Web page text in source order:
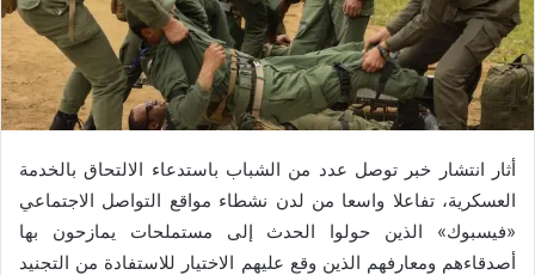
أثار انتشار خبر توصل عدد من الشباب باستدعاء الالتحاق بالخدمة
العسكرية، تفاعلا واسعا من لدن نشطاء مواقع التواصل الاجتماعي
«فيسبوك» الذين حولوا الحدث إلى مستملحات يمازحون بها
أصدقاءهم ومعارفهم الذين وقع عليهم الاختيار للاستفادة من التجنيد